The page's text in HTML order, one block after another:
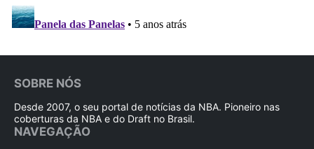
SOBRE NÓS
Desde 2007, o seu portal de notícias da NBA. Pioneiro nas
coberturas da NBA e do Draft no Brasil.
NAVEGAÇÃO